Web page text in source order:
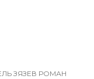
ЗЯЗЕВ РОМАН